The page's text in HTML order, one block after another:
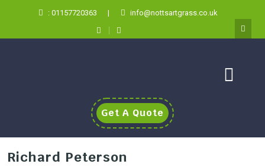
: 01157720363 | info@nottsartgrass.co.uk
Get A Quote
Richard Peterson